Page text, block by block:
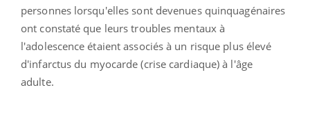
personnes lorsqu'elles sont devenues quinquagénaires
ont constaté que leurs troubles mentaux à
l'adolescence étaient associés à un risque plus élevé
d'infarctus du myocarde (crise cardiaque) à l'âge
adulte.